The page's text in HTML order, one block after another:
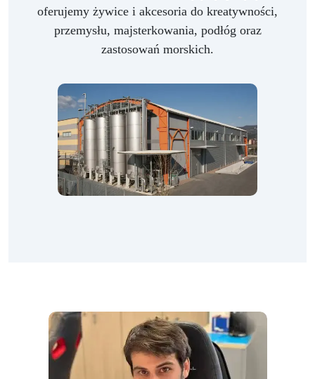
oferujemy żywice i akcesoria do kreatywności,
przemysłu, majsterkowania, podłóg oraz
zastosowań morskich.